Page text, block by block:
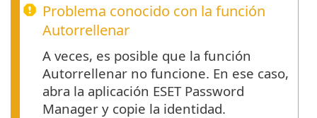
Problema conocido con la función
Autorrellenar
A veces, es posible que la función
Autorrellenar no funcione. En ese caso,
abra la aplicación ESET Password
Manager y copie la identidad.